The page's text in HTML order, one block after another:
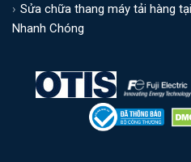
Sửa chữa thang máy tải hàng
Nhanh Chóng